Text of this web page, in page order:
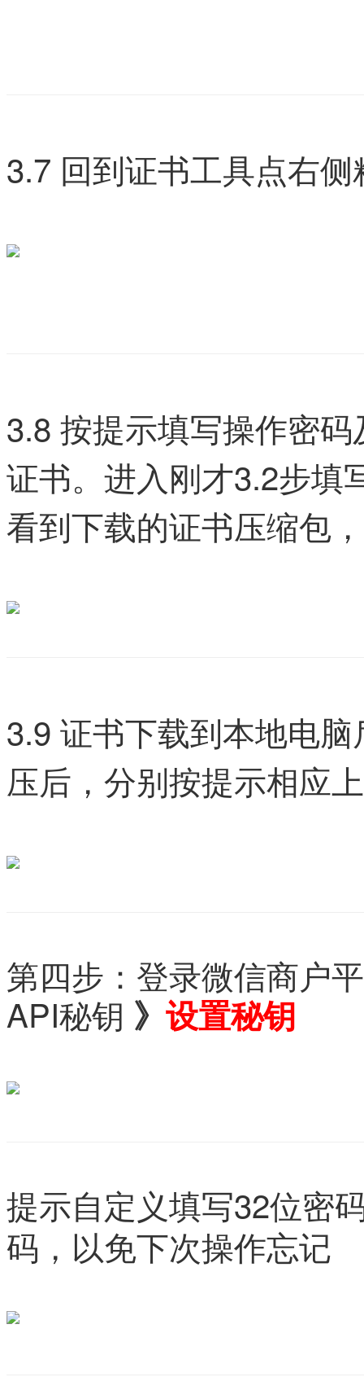
3.7 回到证书工具点右
3.8 按提示填写操作密
证书。进入刚才3.2步填
看到下载的证书压缩包，
3.9 证书下载到本地电
压后，分别按提示相应
第四步：登录微信商户
API秘钥 》 设置秘钥
提示自定义填写32位密
码，以免下次操作忘记